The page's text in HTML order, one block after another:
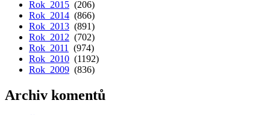
Rok 2015 (206)
Rok 2014 (866)
Rok 2013 (891)
Rok 2012 (702)
Rok 2011
(974)
Rok 2010 (1192)
Rok 2009 (836)
Archiv komentů